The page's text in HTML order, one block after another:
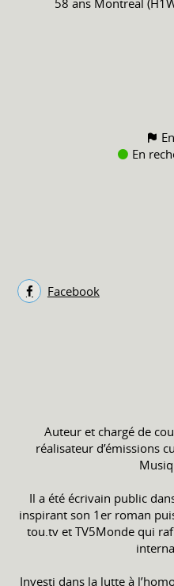
58 ans Montreal
En
Facebook
Auteur et chargé de
réalisateur d’émissions
Il a été écrivain public
inspirant son 1er roman
tou.tv et TV5Monde qui
Investi dans la lutte à